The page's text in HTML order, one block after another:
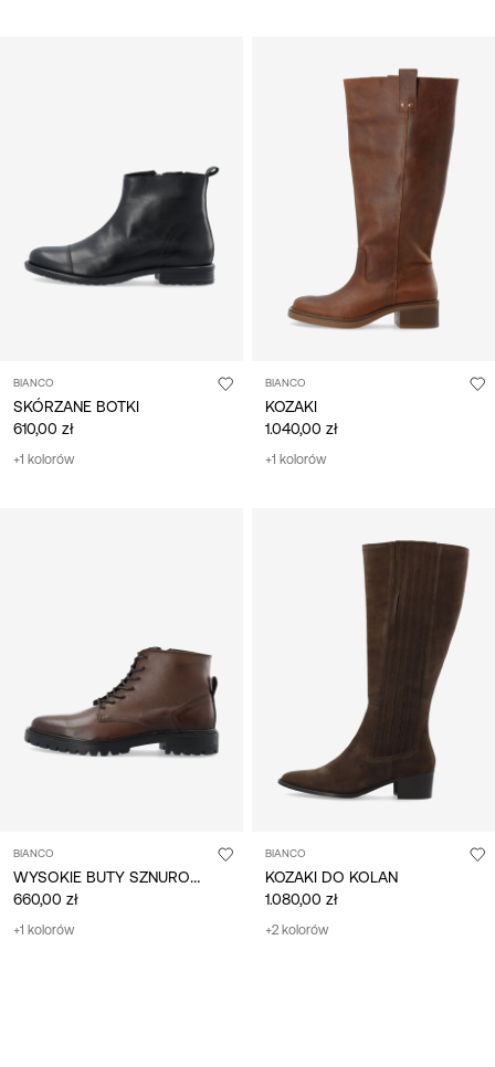
BIANCO
SKÓRZANE BOTKI
610,00 zł
+1 kolorów
BIANCO
KOZAKI
1.040,00 zł
+1 kolorów
BIANCO
WYSOKIE BUTY SZNUROWANE
660,00 zł
+1 kolorów
BIANCO
KOZAKI DO KOLAN
1.080,00 zł
+2 kolorów